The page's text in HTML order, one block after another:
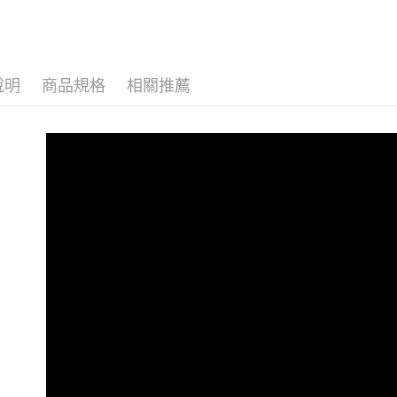
明 商品規格 相關推薦